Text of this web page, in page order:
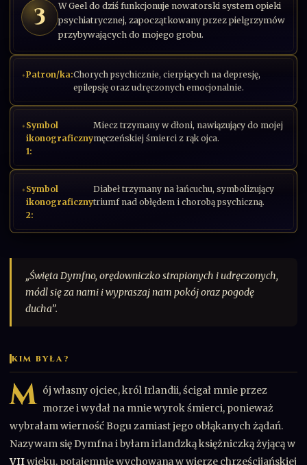
3
W Geel do dziś funkcjonuje nowatorski system opieki
psychiatrycznej, zapoczątkowany przez pielgrzymów
przybywających do mojego grobu.
Patron/ka:Chorych psychicznie, cierpiących na depresję,
epilepsję oraz udręczonych emocjonalnie.
Symbol
ikonograficzny
1:
Miecz trzymany w dłoni, nawiązujący do mojej
męczeńskiej śmierci z rąk ojca.
Symbol
ikonograficzny
2:
Diabeł trzymany na łańcuchu, symbolizujący
triumf nad obłędem i chorobą psychiczną.
„Święta Dymfno, orędowniczko strapionych i udręczonych,
módl się za nami i wypraszaj nam pokój oraz pogodę
ducha”.
KIM BYŁA?
M ój własny ojciec, król Irlandii, ścigał mnie przez
morze i wydał na mnie wyrok śmierci, ponieważ
wybrałam wierność Bogu zamiast jego obłąkanych żądań.
Nazywam się Dymfna i byłam irlandzką księżniczką żyjącą w
VIIwieku, potajemnie wychowaną w wierze chrześcijańskiej